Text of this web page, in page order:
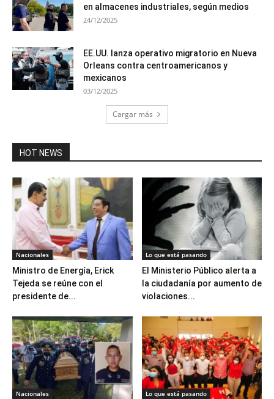
en almacenes industriales, según medios
24/12/2025
EE.UU. lanza operativo migratorio en Nueva
Orleans contra centroamericanos y
mexicanos
03/12/2025
Cargar más
HOT NEWS
Nacionales
Ministro de Energía, Erick
Tejeda se reúne con el
presidente de...
Lo que está pasando
El Ministerio Público alerta a
la ciudadanía por aumento de
violaciones...
Nacionales Lo que está pasando